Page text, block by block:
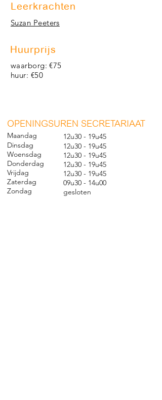
Leerkrachten
Suzan Peeters
Huurprijs
waarborg: €75
huur: €50
OPENINGSUREN SECRETARIAAT
Maandag
Dinsdag
Woensdag
Donderdag
Vrijdag
Zaterdag
Zondag
12u30 - 19u45
12u30 - 19u45
12u30 - 19u45
12u30 - 19u45
12u30 - 19u45
09u30 - 14u00
gesloten